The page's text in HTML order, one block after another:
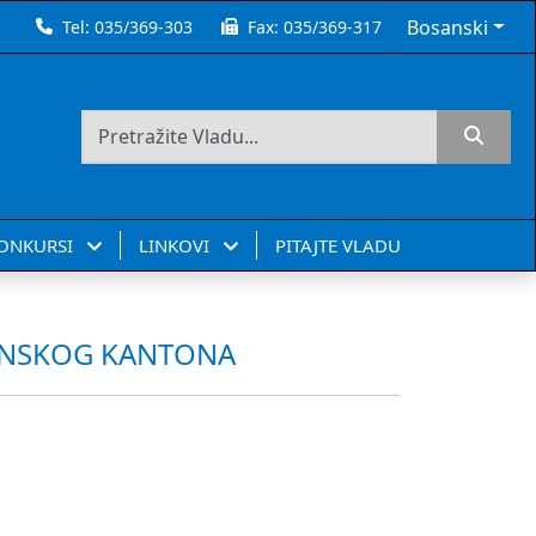
Tel:035/369-303 Fax:035/369-317 Bosanski
LINKOVI PITAJTE VLADU
KANTONA